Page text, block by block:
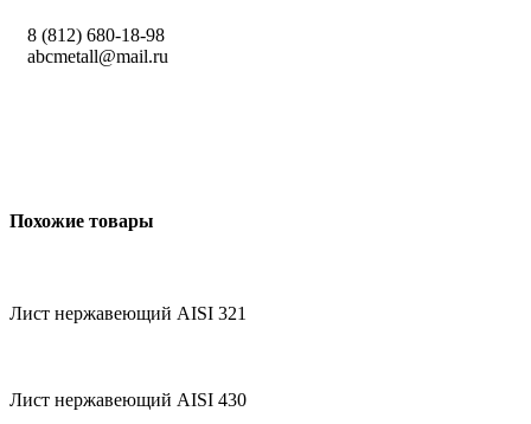
8 (812) 680-18-98
abcmetall@mail.ru
Похожие товары
Лист нержавеющий AISI 321
Лист нержавеющий AISI 430